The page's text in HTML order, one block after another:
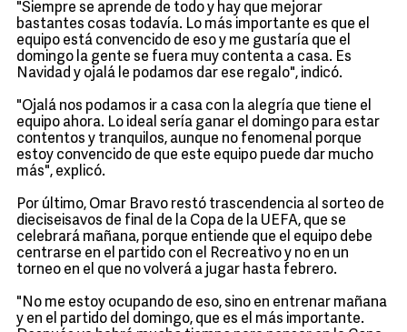
"Siempre se aprende de todo y hay que mejorar
bastantes cosas todavía. Lo más importante es que el
equipo está convencido de eso y me gustaría que el
domingo la gente se fuera muy contenta a casa. Es
Navidad y ojalá le podamos dar ese regalo", indicó.
"Ojalá nos podamos ir a casa con la alegría que tiene el
equipo ahora. Lo ideal sería ganar el domingo para estar
contentos y tranquilos, aunque no fenomenal porque
estoy convencido de que este equipo puede dar mucho
más", explicó.
Por último, Omar Bravo restó trascendencia al sorteo de
dieciseisavos de final de la Copa de la UEFA, que se
celebrará mañana, porque entiende que el equipo debe
centrarse en el partido con el Recreativo y no en un
torneo en el que no volverá a jugar hasta febrero.
"No me estoy ocupando de eso, sino en entrenar mañana
y en el partido del domingo, que es el más importante.